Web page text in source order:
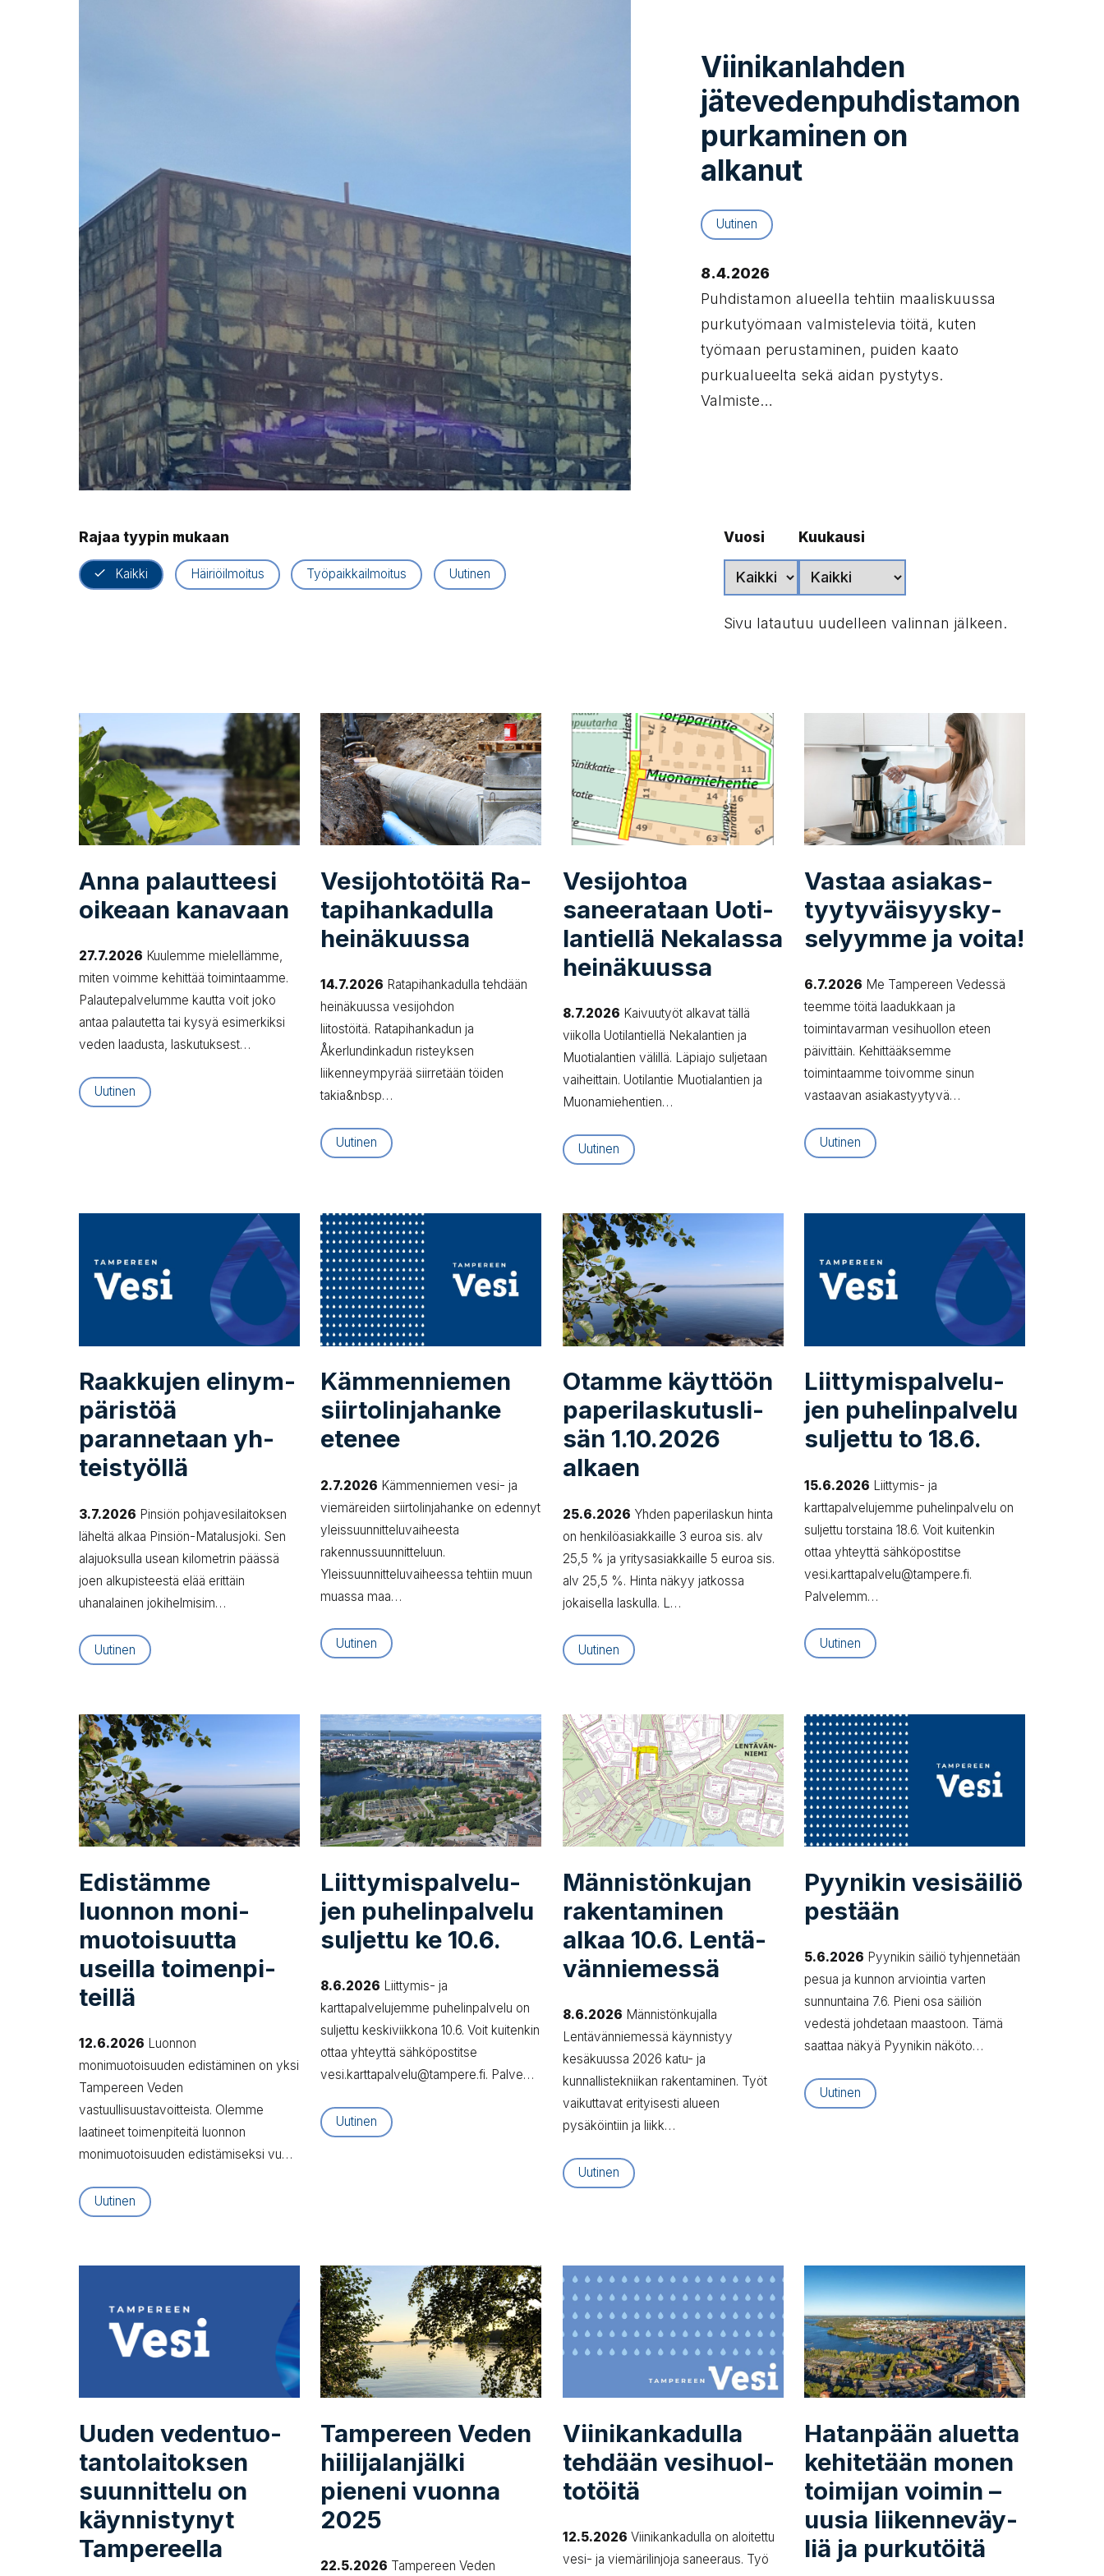
Viinikanlahden
jätevedenpuhdistamon
purkaminen on
alkanut
Uutinen
8.4.2026
Puhdistamon alueella tehtiin maaliskuussa
purkutyömaan valmistelevia töitä, kuten
työmaan perustaminen, puiden kaato
purkualueelta sekä aidan pystytys.
Valmiste…
Rajaa tyypin mukaan
Kaikki Häiriöilmoitus Työpaikkailmoitus Uutinen
Sivu latautuu uudelleen valinnan jälkeen.
Vuosi Kuukausi
Anna palautteesi
oikeaan kanavaan
27.7.2026 Kuulemme mielellämme,
miten voimme kehittää toimintaamme.
Palautepalvelumme kautta voit joko
antaa palautetta tai kysyä esimerkiksi
veden laadusta, laskutuksest…
Uutinen
Ve­si­joh­to­töi­tä Ra­
ta­pi­han­ka­dul­la
heinäkuussa
14.7.2026 Ratapihankadulla tehdään
heinäkuussa vesijohdon
liitostöitä. Ratapihankadun ja
Åkerlundinkadun risteyksen
liikenneympyrää siirretään töiden
takia&nbsp…
Uutinen
Vesijohtoa
saneerataan Uo­ti­
lan­tiel­lä Nekalassa
heinäkuussa
8.7.2026 Kaivuutyöt alkavat tällä
viikolla Uotilantiellä Nekalantien ja
Muotialantien välillä. Läpiajo suljetaan
vaiheittain. Uotilantie Muotialantien ja
Muonamiehentien…
Uutinen
Vastaa asia­kas­
tyy­ty­väi­syys­ky­
se­lyym­me ja voita!
6.7.2026 Me Tampereen Vedessä
teemme töitä laadukkaan ja
toimintavarman vesihuollon eteen
päivittäin. Kehittääksemme
toimintaamme toivomme sinun
vastaavan asiakastyytyvä…
Uutinen
Raakkujen eli­nym­
pä­ris­töä
parannetaan yh­
teis­työl­lä
3.7.2026 Pinsiön pohjavesilaitoksen
läheltä alkaa Pinsiön-Matalusjoki. Sen
alajuoksulla usean kilometrin päässä
joen alkupisteestä elää erittäin
uhanalainen jokihelmisim…
Uutinen
Käm­men­nie­men
siir­to­lin­ja­han­ke
etenee
2.7.2026 Kämmenniemen vesi- ja
viemäreiden siirtolinjahanke on edennyt
yleissuunnitteluvaiheesta
rakennussuunnitteluun.
Yleissuunnitteluvaiheessa tehtiin muun
muassa maa…
Uutinen
Otamme käyttöön
pa­pe­ri­las­ku­tus­li­
sän 1.10.2026
alkaen
25.6.2026 Yhden paperilaskun hinta
on henkilöasiakkaille 3 euroa sis. alv
25,5 % ja yritysasiakkaille 5 euroa sis.
alv 25,5 %. Hinta näkyy jatkossa
jokaisella laskulla. L…
Uutinen
Liit­ty­mis­pal­ve­lu­
jen pu­he­lin­pal­ve­lu
suljettu to 18.6.
15.6.2026 Liittymis- ja
karttapalvelujemme puhelinpalvelu on
suljettu torstaina 18.6. Voit kuitenkin
ottaa yhteyttä sähköpostitse
vesi.karttapalvelu@tampere.fi.
Palvelemm…
Uutinen
Edistämme
luonnon mo­ni­
muo­toi­suut­ta
useilla toi­men­pi­
teil­lä
12.6.2026 Luonnon
monimuotoisuuden edistäminen on yksi
Tampereen Veden
vastuullisuustavoitteista. Olemme
laatineet toimenpiteitä luonnon
monimuotoisuuden edistämiseksi vu…
Uutinen
Liit­ty­mis­pal­ve­lu­
jen pu­he­lin­pal­ve­lu
suljettu ke 10.6.
8.6.2026 Liittymis- ja
karttapalvelujemme puhelinpalvelu on
suljettu keskiviikkona 10.6. Voit kuitenkin
ottaa yhteyttä sähköpostitse
vesi.karttapalvelu@tampere.fi. Palve…
Uutinen
Män­nis­tön­ku­jan
ra­ken­ta­mi­nen
alkaa 10.6. Len­tä­
vän­nie­mes­sä
8.6.2026 Männistönkujalla
Lentävänniemessä käynnistyy
kesäkuussa 2026 katu- ja
kunnallistekniikan rakentaminen. Työt
vaikuttavat erityisesti alueen
pysäköintiin ja liikk…
Uutinen
Pyynikin vesisäiliö
pestään
5.6.2026 Pyynikin säiliö tyhjennetään
pesua ja kunnon arviointia varten
sunnuntaina 7.6. Pieni osa säiliön
vedestä johdetaan maastoon. Tämä
saattaa näkyä Pyynikin näköto…
Uutinen
Uuden ve­den­tuo­
tan­to­lai­tok­sen
suunnittelu on
käyn­nis­ty­nyt
Tampereella
Tampereen Veden
hii­li­ja­lan­jäl­ki
pieneni vuonna
2025
22.5.2026 Tampereen Veden
Vii­ni­kan­ka­dul­la
tehdään ve­si­huol­
to­töi­tä
12.5.2026 Viinikankadulla on aloitettu
vesi- ja viemärilinjoja saneeraus. Työ
Hatanpään aluetta
kehitetään monen
toimijan voimin –
uusia lii­ken­ne­väy­
liä ja purkutöitä